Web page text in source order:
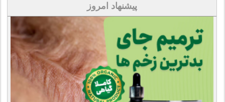
پیشنهاد امروز